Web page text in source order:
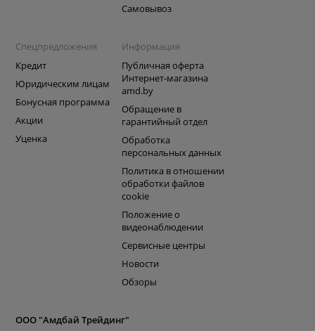
Самовывоз
Спецпредложения
Кредит
Юридическим лицам
Бонусная программа
Акции
Уценка
Информация
Публичная оферта
Интернет-магазина
amd.by
Обращение в
гарантийный отдел
Обработка
персональных данных
Политика в отношении
обработки файлов
cookie
Положение о
видеонаблюдении
Сервисные центры
Новости
Обзоры
ООО "Амдбай Трейдинг"